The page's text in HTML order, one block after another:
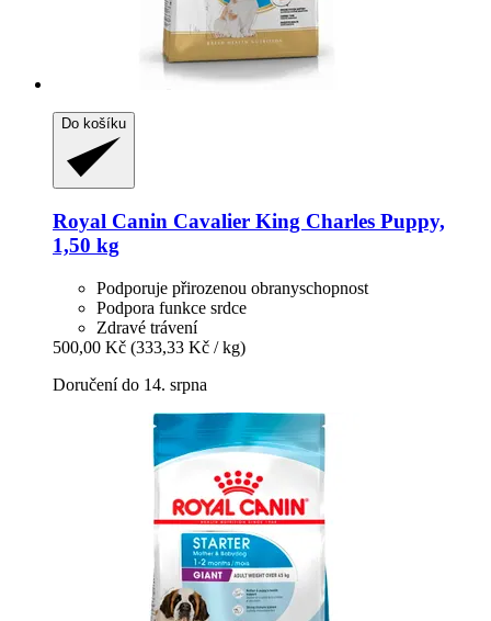
Do košíku
Royal Canin Cavalier King Charles Puppy,
1,50 kg
Podporuje přirozenou obranyschopnost
Podpora funkce srdce
Zdravé trávení
500,00 Kč (333,33 Kč / kg)
Doručení do 14. srpna